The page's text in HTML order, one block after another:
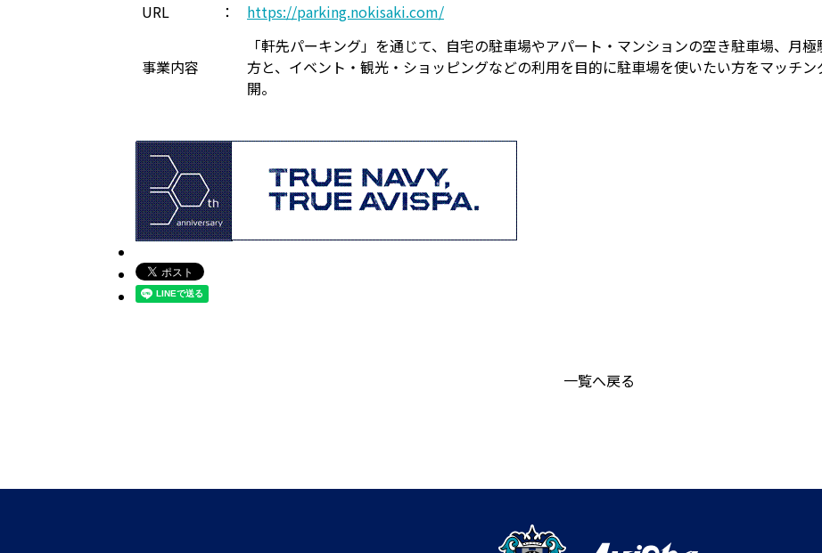
URL
： https://parking.nokisaki.com/
事業内容
「軒先パーキング」を通じて、自宅の駐車場やアパート・マンションの空き駐車場、月
方と、イベント・観光・ショッピングなどの利用を目的に駐車場を使いたい方をマッチ
開。
一覧へ戻る